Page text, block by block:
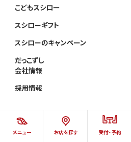
メニュー お店を探す 受付・予約
こどもスシロー
スシローギフト
スシローのキャンペーン
だっこずし
会社情報
採用情報
©AKINDO SUSHIRO CO.,LTD.ALL RIGHTS RESERVED.